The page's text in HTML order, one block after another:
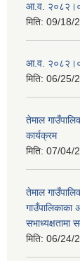
आ.व.
मिति: 09/18/
आ.व.
मिति: 06/25/
तेमाल
कार्यक्रम
मिति: 07/04/
तेमाल
गाउँपालिकाका
सभाध्यक्षतामा
मिति: 06/24/